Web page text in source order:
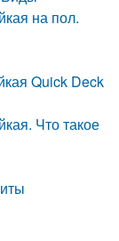
на пол.
Quick Deck
Что такое